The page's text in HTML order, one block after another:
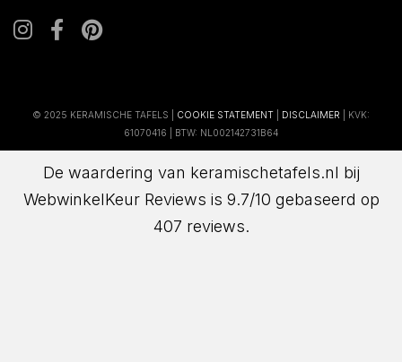
© 2025 KERAMISCHE TAFELS | COOKIE STATEMENT DISCLAIMER | KVK:
61070416 | BTW: NL002142731B64
De waardering van keramischetafels.nl bij
WebwinkelKeur Reviews is 9.7/10 gebaseerd op
407 reviews.